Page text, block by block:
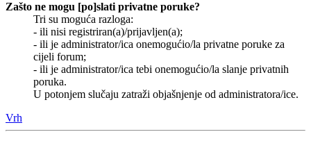
Zašto ne mogu [po]slati privatne poruke?
Tri su moguća razloga:
- ili nisi registriran(a)/prijavljen(a);
- ili je administrator/ica onemogućio/la privatne poruke za
cijeli forum;
- ili je administrator/ica tebi onemogućio/la slanje privatnih
poruka.
U potonjem slučaju zatraži objašnjenje od administratora/ice.
Vrh